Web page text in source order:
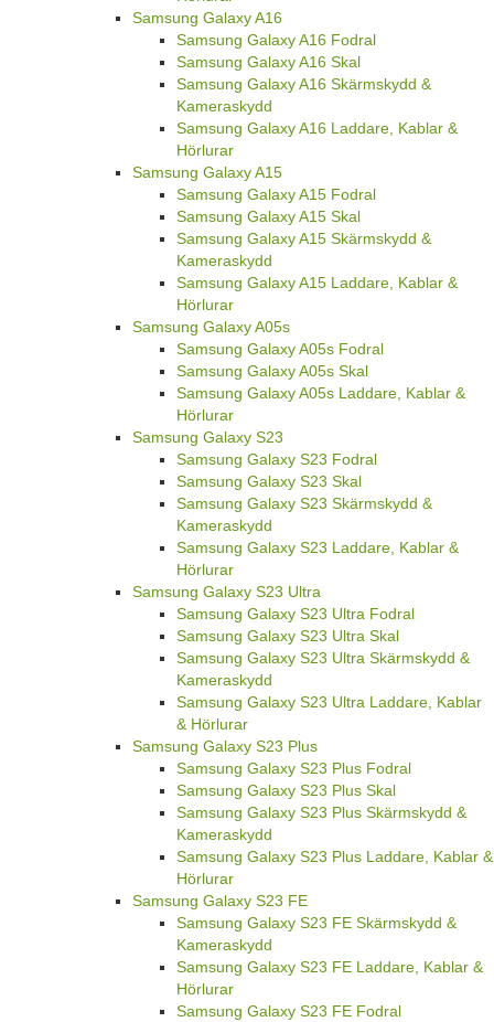
Samsung Galaxy A16
Samsung Galaxy A16 Fodral
Samsung Galaxy A16 Skal
Samsung Galaxy A16 Skärmskydd &
Kameraskydd
Samsung Galaxy A16 Laddare, Kablar &
Hörlurar
Samsung Galaxy A15
Samsung Galaxy A15 Fodral
Samsung Galaxy A15 Skal
Samsung Galaxy A15 Skärmskydd &
Kameraskydd
Samsung Galaxy A15 Laddare, Kablar &
Hörlurar
Samsung Galaxy A05s
Samsung Galaxy A05s Fodral
Samsung Galaxy A05s Skal
Samsung Galaxy A05s Laddare, Kablar &
Hörlurar
Samsung Galaxy S23
Samsung Galaxy S23 Fodral
Samsung Galaxy S23 Skal
Samsung Galaxy S23 Skärmskydd &
Kameraskydd
Samsung Galaxy S23 Laddare, Kablar &
Hörlurar
Samsung Galaxy S23 Ultra
Samsung Galaxy S23 Ultra Fodral
Samsung Galaxy S23 Ultra Skal
Samsung Galaxy S23 Ultra Skärmskydd &
Kameraskydd
Samsung Galaxy S23 Ultra Laddare, Kablar
& Hörlurar
Samsung Galaxy S23 Plus
Samsung Galaxy S23 Plus Fodral
Samsung Galaxy S23 Plus Skal
Samsung Galaxy S23 Plus Skärmskydd &
Kameraskydd
Samsung Galaxy S23 Plus Laddare, Kablar &
Hörlurar
Samsung Galaxy S23 FE
Samsung Galaxy S23 FE Skärmskydd &
Kameraskydd
Samsung Galaxy S23 FE Laddare, Kablar &
Hörlurar
Samsung Galaxy S23 FE Fodral